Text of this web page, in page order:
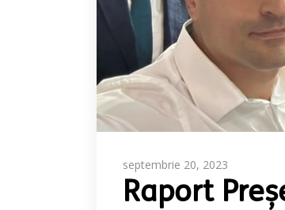
septembrie 20, 2023
Raport